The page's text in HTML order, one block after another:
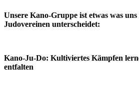
Unsere Kano-Gruppe ist etwas was
Judovereinen unterscheidet:
Kano-Ju-Do: Kultiviertes Kämpfen
entfalten